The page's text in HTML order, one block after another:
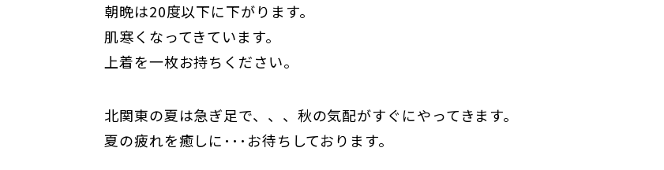
朝晩は20度以下に下がります。
肌寒くなってきています。
上着を一枚お持ちください。
北関東の夏は急ぎ足で、、、秋の気配がすぐにやってきます。
夏の疲れを癒しに･･･お待ちしております。